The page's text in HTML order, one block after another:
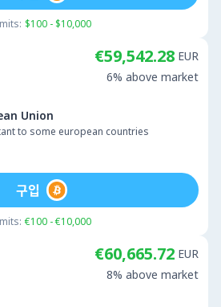
$100 - $10,000
Union
to some european countries
€59,542.28 EUR
6% above market
€100 - €10,000
구입
€60,665.72 EUR
8% above market